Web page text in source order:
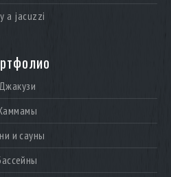
a jacuzzi
Джакузи
и сауны